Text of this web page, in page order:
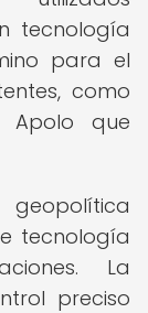
tecnología
para el
como
Apolo que
tecnología
La
preciso